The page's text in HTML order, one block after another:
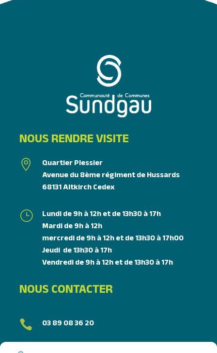
NOUS RENDRE VISITE

Quartier Plessier
Avenue du 8ème régiment de Hussards
68131 Altkirch Cedex
}
Lundi de 9h à 12h et de 13h30 à 17h
Mardi de 9h à 12h
mercredi de 9h à 12h et de 13h30 à 17h00
Jeudi de 13h30 à 17h
Vendredi de 9h à 12h et de 13h30 à 17h
NOUS CONTACTER
 03 89 08 36 20